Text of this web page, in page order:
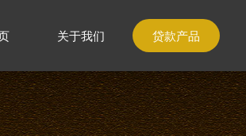
关于我们 贷款产品